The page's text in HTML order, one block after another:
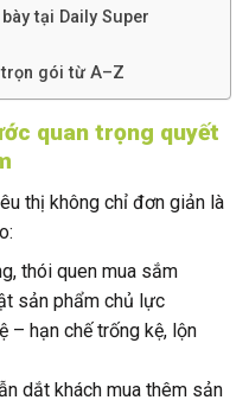
tại Daily Super
gói từ A–Z
quan trọng quyết
thị không chỉ đơn giản là
thói quen mua sắm
sản phẩm chủ lực
– hạn chế trống kệ, lộn
dắt khách mua thêm sản